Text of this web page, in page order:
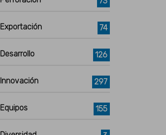
Exportación 74
Desarrollo 126
Innovación 297
Equipos 155